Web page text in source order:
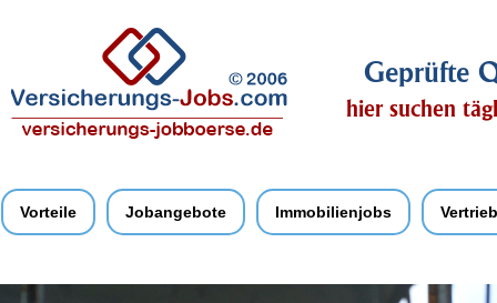
Geprüfte
hier suchen
Vorteile Jobangebote Immobilienjobs Vertrieb